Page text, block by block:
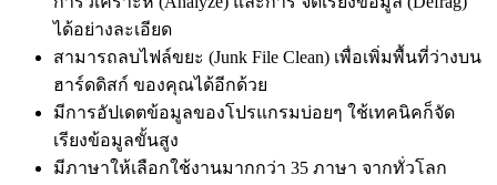
ได้อย่างละเอียด
สามารถลบไฟล์ขยะ (Junk File Clean) เพื่อเพิ่มพื้นที่ว่างบน
ฮาร์ดดิสก์ ของคุณได้อีกด้วย
มีการอัปเดตข้อมูลของโปรแกรมบ่อยๆ ใช้เทคนิคก็จัด
เรียงข้อมูลขั้นสูง
มีภาษาให้เลือกใช้งานมากกว่า 35 ภาษา จากทั่วโลก